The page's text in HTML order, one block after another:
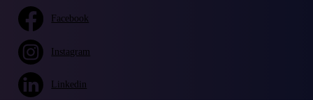
Facebook
Instagram
Linkedin